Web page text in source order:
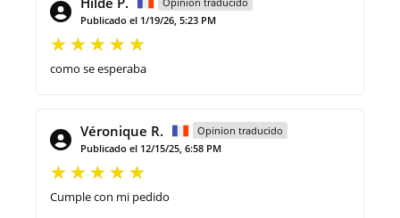
Publicado el 1/19/26, 5:23 PM
como se esperaba
Véronique R.
Opinion traducido
Publicado el 12/15/25, 6:58 PM
Cumple con mi pedido